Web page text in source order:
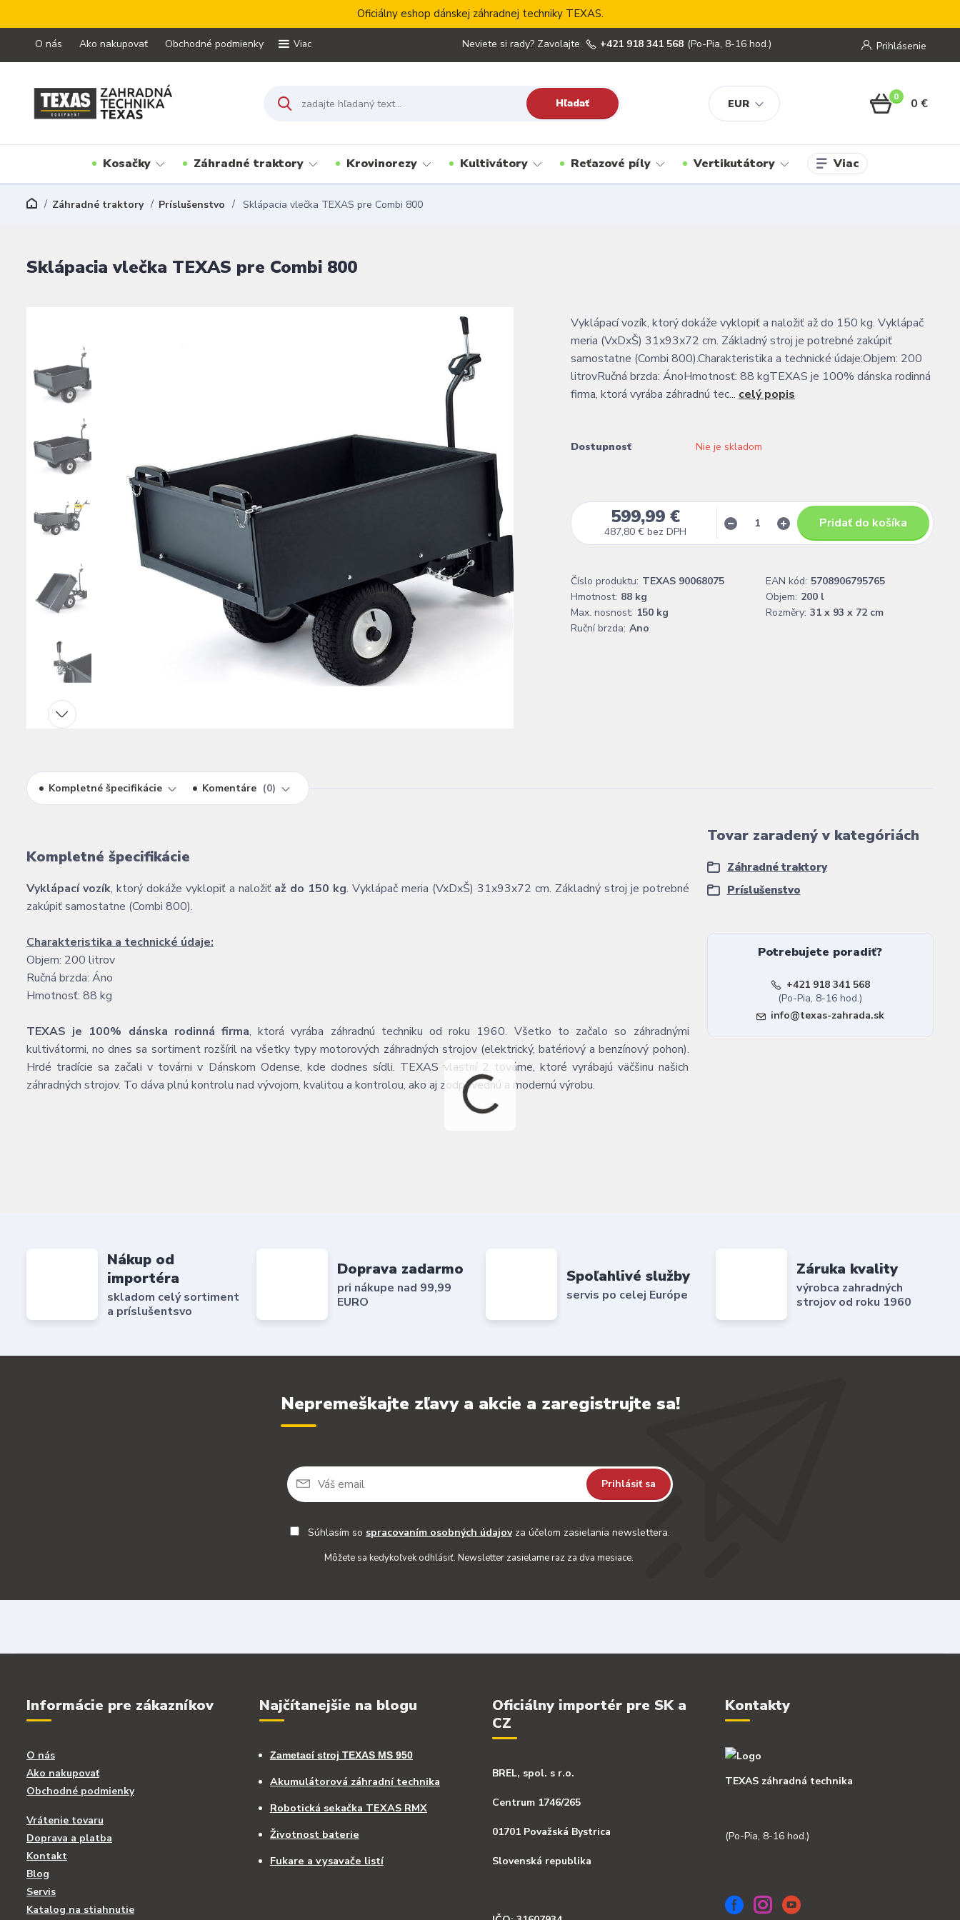
Oficiálny eshop dánskej záhradnej techniky TEXAS.
O nás Ako nakupovať Obchodné podmienky Viac
EUR
Prihlásenie
Hľadať
Neviete si rady? Zavolajte. +421 918 341 568 (Po-Pia, 8-16 hod.)
0 0 €
Kosačky Záhradné traktory Krovinorezy Kultivátory Reťazové píly Vertikutátory Viac
Záhradné traktory Príslušenstvo Sklápacia vlečka TEXAS pre Combi 800
Sklápacia vlečka TEXAS pre Combi 800
Vyklápací vozík, ktorý dokáže vyklopiť a naložiť až do 150 kg. Vyklápač
meria (VxDxŠ) 31x93x72 cm. Základný stroj je potrebné zakúpiť
samostatne (Combi 800).Charakteristika a technické údaje:Objem: 200
litrovRučná brzda: ÁnoHmotnosť: 88 kgTEXAS je 100% dánska rodinná
firma, ktorá vyrába záhradnú tec... celý popis
Dostupnosť Nie je skladom
599,99 €
487,80 € bez DPH
Pridať do košíka
Číslo produktu: TEXAS 90068075 EAN kód: 5708906795765
Hmotnost: 88 kg Objem: 200 l
Max. nosnost: 150 kg Rozměry: 31 x 93 x 72 cm
Ruční brzda: Ano
Kompletné špecifikácie Komentáre 0
Kompletné špecifikácie
Vyklápací vozík, ktorý dokáže vyklopiť a naložiť až do 150 kg. Vyklápač meria (VxDxŠ) 31x93x72 cm. Základný stroj je potrebné
zakúpiť samostatne (Combi 800).
Charakteristika a technické údaje:
Objem: 200 litrov
Ručná brzda: Áno
Hmotnosť: 88 kg
TEXAS je 100% dánska rodinná firma, ktorá vyrába záhradnú techniku od roku 1960. Všetko to začalo so záhradnými
kultivátormi, no dnes sa sortiment rozšíril na všetky typy motorových záhradných strojov (elektrický, batériový a benzínový pohon).
Hrdé tradície sa začali v továrni v Dánskom Odense, kde dodnes sídli. TEXAS vlastní 2 továrne, ktoré vyrábajú väčšinu našich
záhradných strojov. To dáva plnú kontrolu nad vývojom, kvalitou a kontrolou, ako aj zodpovednú a modernú výrobu.
Tovar zaradený v kategóriách
Záhradné traktory
Príslušenstvo
Potrebujete poradiť?
+421 918 341 568
(Po-Pia, 8-16 hod.)
info@texas-zahrada.sk
Nákup od
importéra
skladom celý sortiment
a príslušentsvo
Doprava zadarmo
pri nákupe nad 99,99
EURO
Spoľahlivé služby
servis po celej Európe
Záruka kvality
výrobca zahradných
strojov od roku 1960
Nepremeškajte zľavy a akcie a zaregistrujte sa!
Prihlásiť sa
Súhlasím so spracovaním osobných údajovza účelom zasielania newslettera.
Môžete sa kedykoľvek odhlásiť. Newsletter zasielame raz za dva mesiace.
Informácie pre zákazníkov
O nás
Ako nakupovať
Obchodné podmienky
Vrátenie tovaru
Doprava a platba
Kontakt
Blog
Servis
Katalog na stiahnutie
Najčítanejšie na blogu
Zametací stroj TEXAS MS 950
Akumulátorová záhradní technika
Robotická sekačka TEXAS RMX
Životnost baterie
Fukare a vysavače listí
Oficiálny importér pre SK a
CZ
BREL, spol. s r.o.
Centrum 1746/265
01701 Považská Bystrica
Slovenská republika
Kontakty
TEXAS záhradná technika
(Po-Pia, 8-16 hod.)